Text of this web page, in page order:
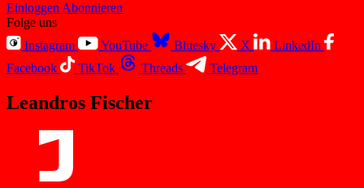
Einloggen Abonnieren
Folge uns
Instagram
YouTube Bluesky X
LinkedIn
Facebook
TikTok Threads Telegram
Leandros Fischer